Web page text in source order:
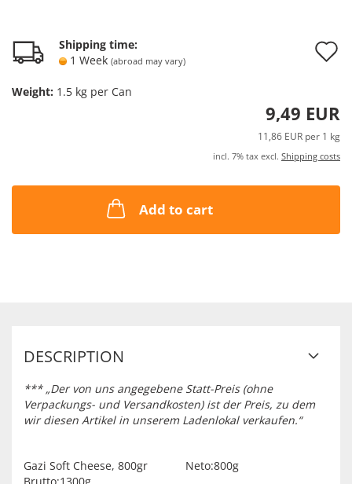
Shipping time:
1 Week (abroad may vary)
Weight: 1.5 kg per Can
9,49 EUR
11,86 EUR per 1 kg
incl. 7% tax excl. Shipping costs
Add to cart
DESCRIPTION
*** „Der von uns angegebene Statt-Preis (ohne
Verpackungs- und Versandkosten) ist der Preis, zu dem
wir diesen Artikel in unserem Ladenlokal verkaufen.“
Gazi Soft Cheese, 800gr Neto:800g